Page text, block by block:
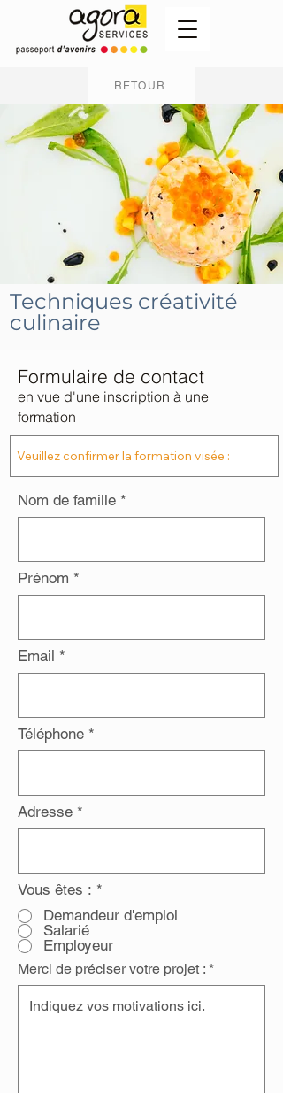
RETOUR
Techniques créativité
culinaire
Formulaire de contact
en vue d'une inscription à une
formation
Nom de famille
Prénom
Email
Téléphone
Adresse
Vous êtes : *
Demandeur d'emploi
Salarié
Employeur
Merci de préciser votre projet :